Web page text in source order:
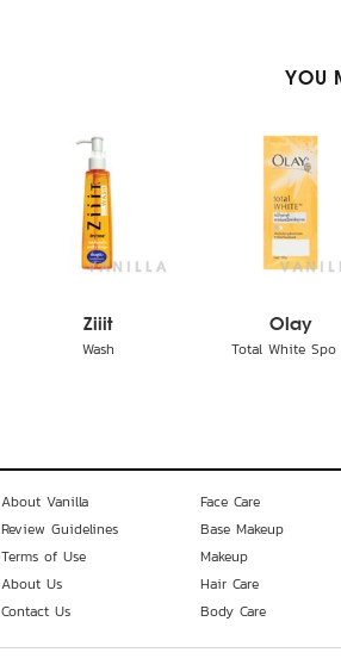
YOU
Ziiit
Wash
Olay
Total White Spo
About Vanilla
Review Guidelines
Terms of Use
About Us
Contact Us
Face Care
Base Makeup
Makeup
Hair Care
Body Care